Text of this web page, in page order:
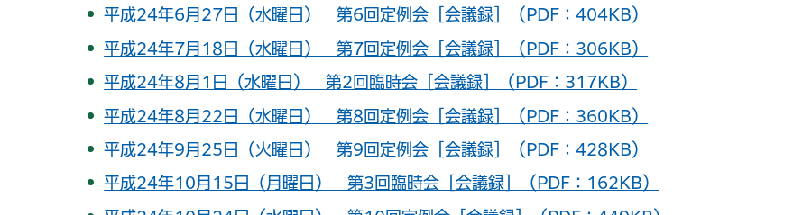
平成24年6月27日（水曜日） 第6回定例会［会議録］（PDF：404KB）
平成24年7月18日（水曜日） 第7回定例会［会議録］（PDF：306KB）
平成24年8月1日（水曜日） 第2回臨時会［会議録］（PDF：317KB）
平成24年8月22日（水曜日） 第8回定例会［会議録］（PDF：360KB）
平成24年9月25日（火曜日） 第9回定例会［会議録］（PDF：428KB）
平成24年10月15日（月曜日） 第3回臨時会［会議録］（PDF：162KB）